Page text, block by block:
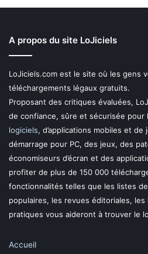
A propos du site LoJiciels
LoJiciels.com est le site où les gens
téléchargements légaux gratuits.
Proposant des critiques évaluées,
de confiance, sûre et sécurisée pour
logiciels, d’applications mobiles et
démarrage pour PC, des jeux, des
économiseurs d’écran et des
profiter de plus de 150 000
fonctionnalités telles que les listes
populaires, les revues éditoriales,
pratiques vous aideront à trouver le
Accueil